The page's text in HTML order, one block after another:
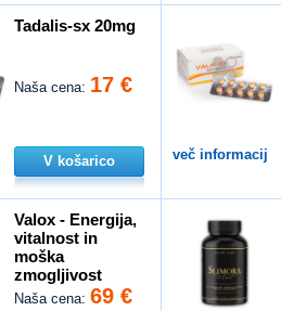
Tadalis-sx 20mg
Naša cena: 17 €
V košarico več informacij
Valox - Energija,
vitalnost in
moška
zmogljivost
Naša cena:69 €